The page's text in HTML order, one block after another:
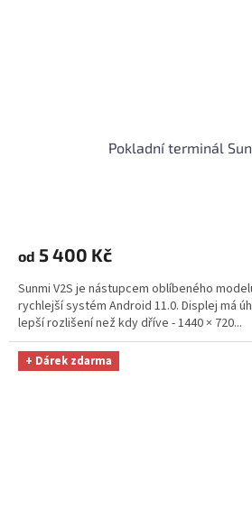
Pokladní terminál
od 5 400 Kč
Sunmi V2S je nástupcem oblíbeného
rychlejší systém Android 11.0. Displej má
lepší rozlišení než kdy dříve - 1440 × 720...
+ Dárek zdarma